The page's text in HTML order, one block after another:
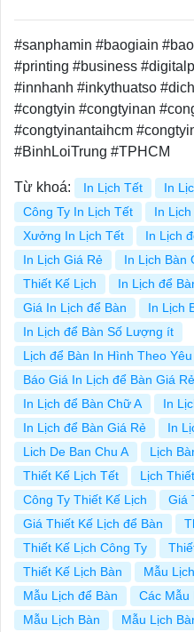
#sanphamin #baogiain
#printing #business
#innhanh #inkythuatso
#congtyin #congtyinan
#congtyinantaihcm
#BinhLoiTrung #TPHCM
Từ khoá: In Lịch Tết
In
Công Ty In Lịch Tết
In
Xưởng In Lịch Tết
In Lịch
In Lịch Giá Rẻ
In Lịch Bàn
Thiết Kế Lịch
In Lịch để
Giá In Lịch để Bàn
In Lịch
In Lịch để Bàn Số Lượng ít
Lịch để Bàn In Hình Theo
Báo Giá In Lịch để Bàn Giá Rẻ
In Lịch để Bàn Chữ A
In
In Lịch để Bàn Giá Rẻ
In
Lich De Ban Chu A
Lịch
Thiết Kế Lịch Tết
Lịch
Công Ty Thiết Kế Lịch
Giá
Giá Thiết Kế Lịch để Bàn
Thiết Kế Lịch Công Ty
Thiết Kế Lịch Bàn
Mẫu
Mẫu Lịch để Bàn
Các Mẫu
Mẫu Lịch Bàn
Mẫu Lịch